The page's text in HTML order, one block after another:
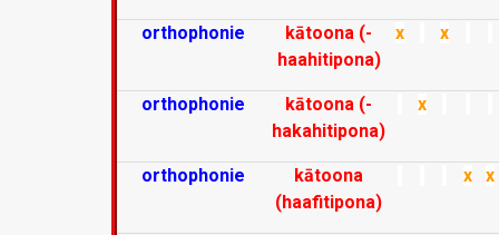
orthophonie
kātoona (-
haahitipona)
x x
orthophonie
kātoona (-
hakahitipona)
x
orthophonie
kātoona
(haafitipona)
x x